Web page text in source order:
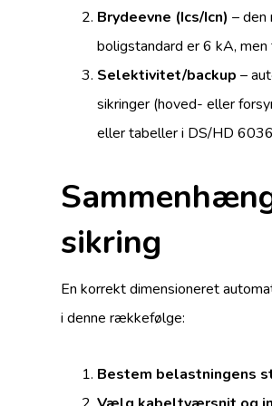
Brydeevne (Ics/Icn) – den
boligstandard er 6 kA,
Selektivitet/backup –
sikringer (hoved- eller
eller tabeller i DS/HD
sikring
En korrekt dimensioneret
i denne rækkefølge:
Bestem belastningens